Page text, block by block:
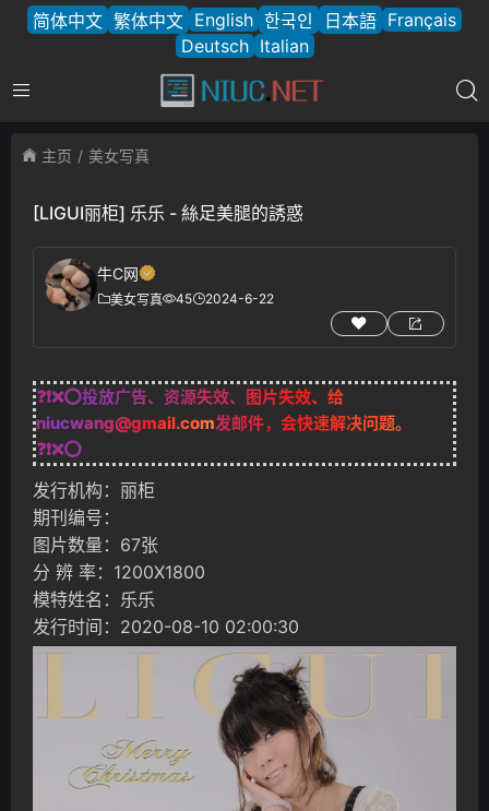
简体中文 繁体中文 English 한국인 日本語 Français
Deutsch Italian
主页 美女写真
[LIGUI丽柜] 乐乐 - 絲足美腿的誘惑
牛C网
美女写真 45 2024-6-22
❓❗❌⭕投放广告、资源失效、图片失效、给
niucwang@gmail.com发邮件，会快速解决问题。
❓❗❌⭕
发行机构：丽柜
期刊编号：
图片数量：67张
分 辨 率：1200X1800
模特姓名：乐乐
发行时间：2020-08-10 02:00:30